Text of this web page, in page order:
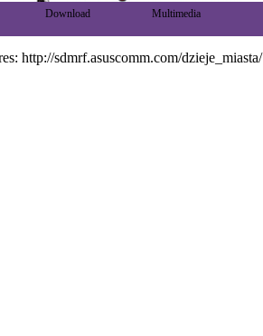
Download Multimedia
s: http://sdmrf.asuscomm.com/dzieje_miasta/